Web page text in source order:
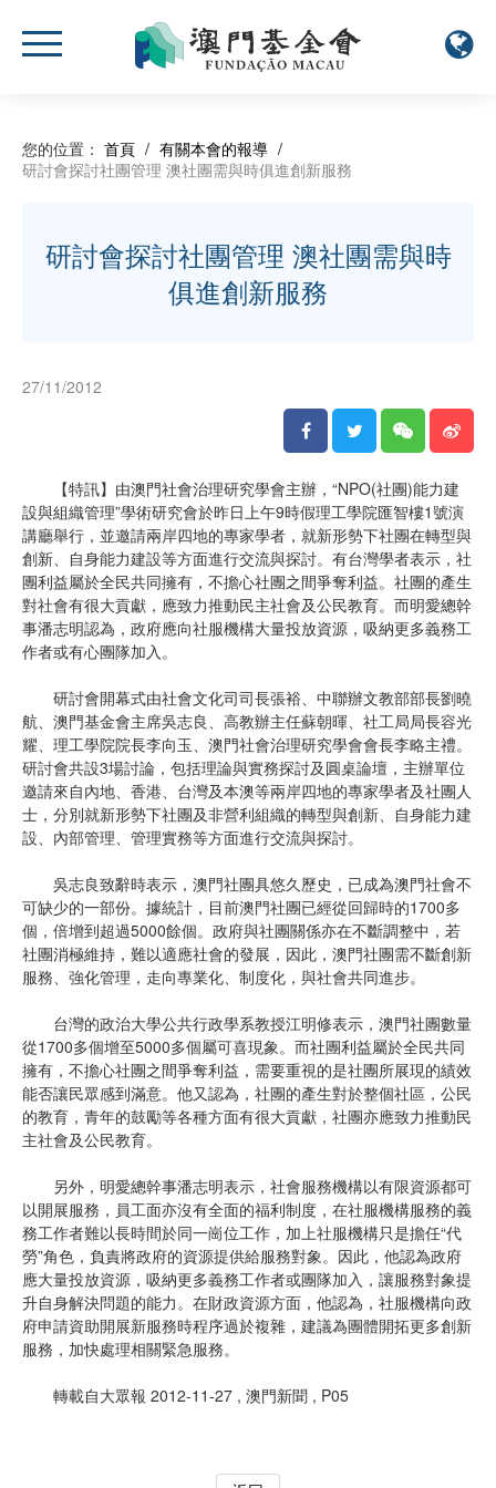
您的位置： 首頁 / 有關本會的報導 /
研討會探討社團管理 澳社團需與時俱進創新服務
研討會探討社團管理 澳社團需與時
俱進創新服務
27/11/2012
【特訊】由澳門社會治理研究學會主辦，“NPO(社團)能力建
設與組織管理”學術研究會於昨日上午9時假理工學院匯智樓1號演
講廳舉行，並邀請兩岸四地的專家學者，就新形勢下社團在轉型與
創新、自身能力建設等方面進行交流與探討。有台灣學者表示，社
團利益屬於全民共同擁有，不擔心社團之間爭奪利益。社團的產生
對社會有很大貢獻，應致力推動民主社會及公民教育。而明愛總幹
事潘志明認為，政府應向社服機構大量投放資源，吸納更多義務工
作者或有心團隊加入。
研討會開幕式由社會文化司司長張裕、中聯辦文教部部長劉曉
航、澳門基金會主席吳志良、高教辦主任蘇朝暉、社工局局長容光
耀、理工學院院長李向玉、澳門社會治理研究學會會長李略主禮。
研討會共設3場討論，包括理論與實務探討及圓桌論壇，主辦單位
邀請來自內地、香港、台灣及本澳等兩岸四地的專家學者及社團人
士，分別就新形勢下社團及非營利組織的轉型與創新、自身能力建
設、內部管理、管理實務等方面進行交流與探討。
吳志良致辭時表示，澳門社團具悠久歷史，已成為澳門社會不
可缺少的一部份。據統計，目前澳門社團已經從回歸時的1700多
個，倍增到超過5000餘個。政府與社團關係亦在不斷調整中，若
社團消極維持，難以適應社會的發展，因此，澳門社團需不斷創新
服務、強化管理，走向專業化、制度化，與社會共同進步。
台灣的政治大學公共行政學系教授江明修表示，澳門社團數量
從1700多個增至5000多個屬可喜現象。而社團利益屬於全民共同
擁有，不擔心社團之間爭奪利益，需要重視的是社團所展現的績效
能否讓民眾感到滿意。他又認為，社團的產生對於整個社區，公民
的教育，青年的鼓勵等各種方面有很大貢獻，社團亦應致力推動民
主社會及公民教育。
另外，明愛總幹事潘志明表示，社會服務機構以有限資源都可
以開展服務，員工面亦沒有全面的福利制度，在社服機構服務的義
務工作者難以長時間於同一崗位工作，加上社服機構只是擔任“代
勞”角色，負責將政府的資源提供給服務對象。因此，他認為政府
應大量投放資源，吸納更多義務工作者或團隊加入，讓服務對象提
升自身解決問題的能力。在財政資源方面，他認為，社服機構向政
府申請資助開展新服務時程序過於複雜，建議為團體開拓更多創新
服務，加快處理相關緊急服務。
轉載自大眾報 2012-11-27 , 澳門新聞 , P05